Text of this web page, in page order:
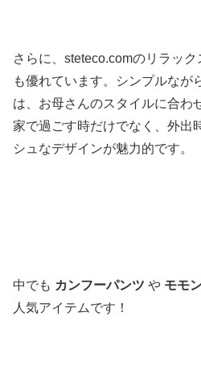
さらに、steteco.comのリラッ
も優れています。シンプルなが
は、お母さんのスタイルに合わ
家で過ごす時だけでなく、外出
シュなデザインが魅力的です。
中でも カンフーパンツ や モモ
人気アイテムです！